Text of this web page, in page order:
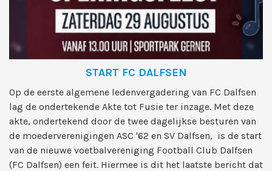
START FC DALFSEN
Op de eerste algemene ledenvergadering van FC Dalfsen
lag de ondertekende Akte tot Fusie ter inzage. Met deze
akte, ondertekend door de twee dagelijkse besturen van
de moederverenigingen ASC '62 en SV Dalfsen, is de start
van de nieuwe voetbalvereniging Football Club Dalfsen
(FC Dalfsen) een feit. Hiermee is dit het laatste bericht dat